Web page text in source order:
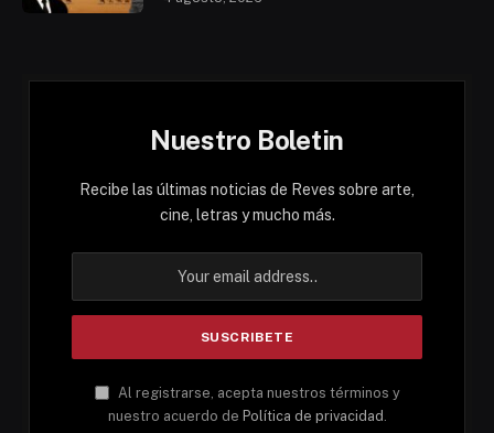
Nuestro Boletin
Recibe las últimas noticias de Reves sobre arte,
cine, letras y mucho más.
Al registrarse, acepta nuestros términos y
nuestro acuerdo de Política de privacidad .